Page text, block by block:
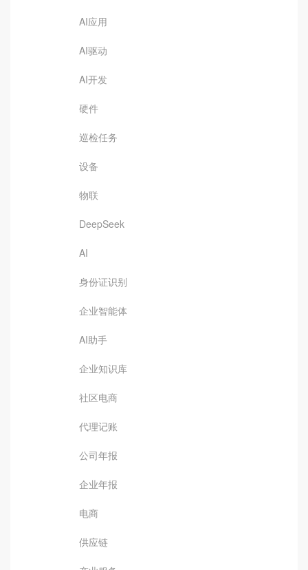
AI应用
AI驱动
AI开发
硬件
巡检任务
设备
物联
DeepSeek
AI
身份证识别
企业智能体
AI助手
企业知识库
社区电商
代理记账
公司年报
企业年报
电商
供应链